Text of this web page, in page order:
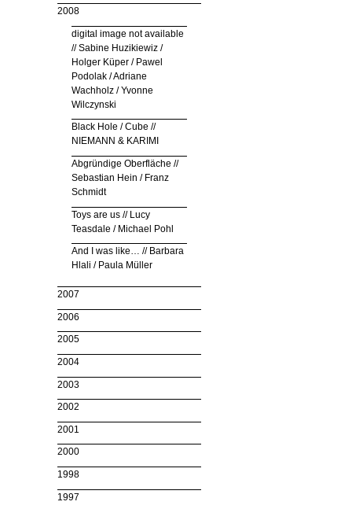
2008
digital image not available
// Sabine Huzikiewiz /
Holger Küper / Pawel
Podolak / Adriane
Wachholz / Yvonne
Wilczynski
Black Hole / Cube //
NIEMANN & KARIMI
Abgründige Oberfläche //
Sebastian Hein / Franz
Schmidt
Toys are us // Lucy
Teasdale / Michael Pohl
And I was like… // Barbara
Hlali / Paula Müller
2007
2006
2005
2004
2003
2002
2001
2000
1998
1997